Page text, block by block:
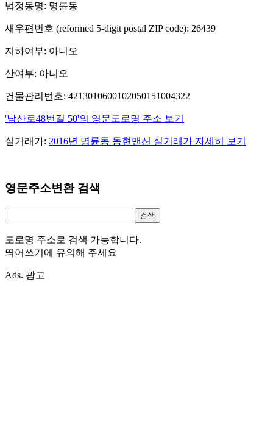
법정동명: 명륜동
새우편번호 (reformed 5-digit postal ZIP code): 26439
지하여부: 아니오
산여부: 아니오
건물관리번호: 4213010600102050151004322
'남산로48번길 50'의 영문도로명 주소 보기
실거래가: 2016년 명륜동 동현맨션 실거래가 자세히 보기
영문주소변환 검색
도로명 주소로 검색 가능합니다.
띄어쓰기에 유의해 주세요
Ads. 광고